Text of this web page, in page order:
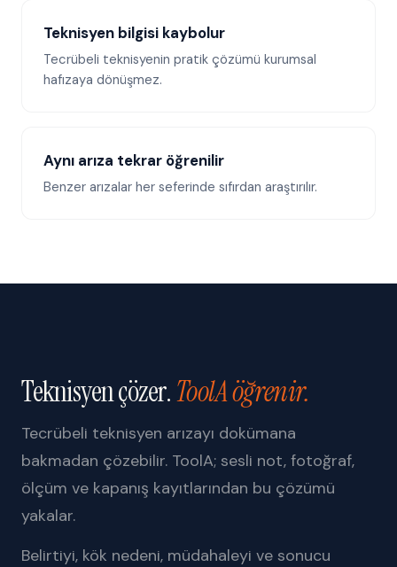
Teknisyen bilgisi kaybolur
Tecrübeli teknisyenin pratik çözümü kurumsal
hafızaya dönüşmez.
Aynı arıza tekrar öğrenilir
Benzer arızalar her seferinde sıfırdan araştırılır.
Teknisyen çözer.ToolA öğrenir.
Tecrübeli teknisyen arızayı dokümana
bakmadan çözebilir. ToolA; sesli not, fotoğraf,
ölçüm ve kapanış kayıtlarından bu çözümü
yakalar.
Belirtiyi, kök nedeni, müdahaleyi ve sonucu